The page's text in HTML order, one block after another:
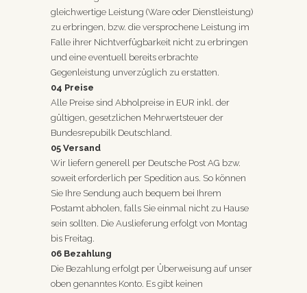
gleichwertige Leistung (Ware oder Dienstleistung)
zu erbringen, bzw. die versprochene Leistung im
Falle ihrer Nichtverfügbarkeit nicht zu erbringen
und eine eventuell bereits erbrachte
Gegenleistung unverzüglich zu erstatten.
04 Preise
Alle Preise sind Abholpreise in EUR inkl. der
gültigen, gesetzlichen Mehrwertsteuer der
Bundesrepubilk Deutschland.
05 Versand
Wir liefern generell per Deutsche Post AG bzw.
soweit erforderlich per Spedition aus. So können
Sie Ihre Sendung auch bequem bei Ihrem
Postamt abholen, falls Sie einmal nicht zu Hause
sein sollten. Die Auslieferung erfolgt von Montag
bis Freitag.
06 Bezahlung
Die Bezahlung erfolgt per Überweisung auf unser
oben genanntes Konto. Es gibt keinen